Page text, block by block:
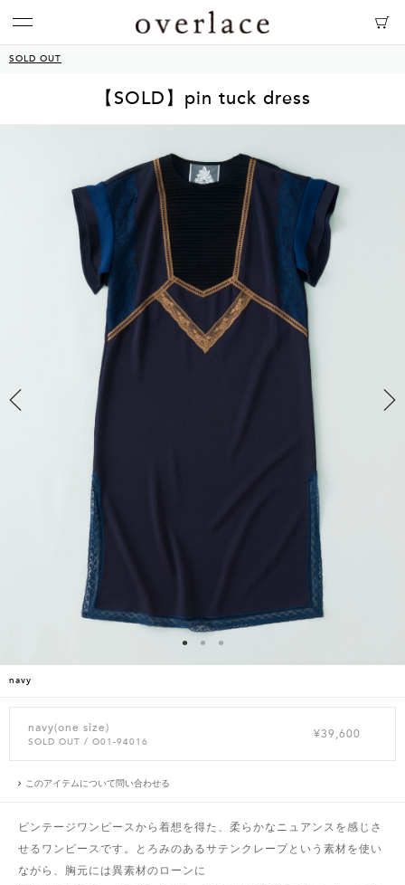
SOLD OUT
【SOLD】pin tuck dress
navy
navy(one size)
SOLD OUT / O01-94016
¥39,600
このアイテムについて問い合わせる
ビンテージワンピースから着想を得た、柔らかなニュアンスを感じさ
せるワンピースです。とろみのあるサテンクレープという素材を使い
ながら、胸元には異素材のローンに